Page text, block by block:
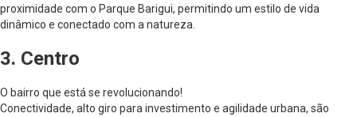
proximidade com o Parque Barigui, permitindo um estilo de vida
dinâmico e conectado com a natureza.
3. Centro
O bairro que está se revolucionando!
Conectividade, alto giro para investimento e agilidade urbana, são